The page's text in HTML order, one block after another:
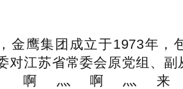
鹰集团成立于1973年，
对江苏省常委会原党组、
啊灬啊灬